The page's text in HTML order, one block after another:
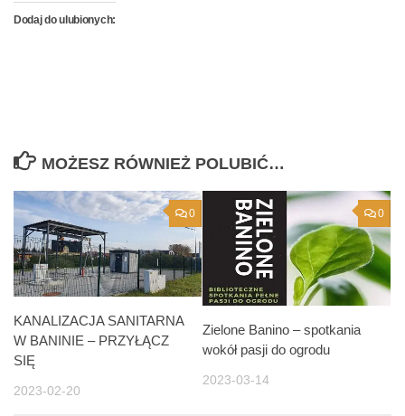
Dodaj do ulubionych:
MOŻESZ RÓWNIEŻ POLUBIĆ…
0
KANALIZACJA SANITARNA
W BANINIE – PRZYŁĄCZ
SIĘ
2023-02-20
0
Zielone Banino – spotkania
wokół pasji do ogrodu
2023-03-14